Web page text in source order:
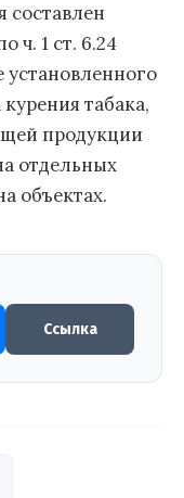
составлен
ч. 1 ст. 6.24
табака,
продукции
отдельных
объектах.
Ссылка